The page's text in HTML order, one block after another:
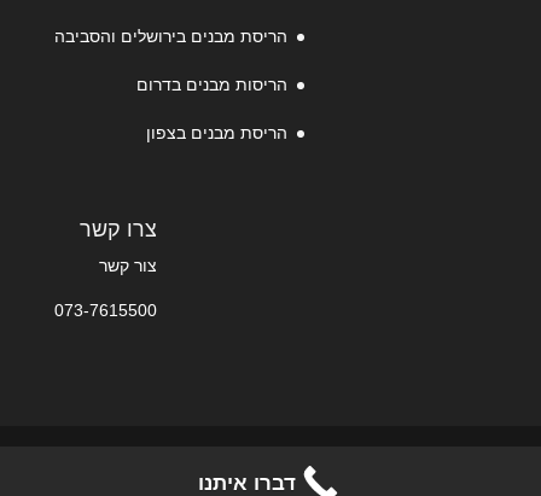
הריסת מבנים בירושלים והסביבה
הריסות מבנים בדרום
הריסת מבנים בצפון
צרו קשר
צור קשר
073-7615500
ופירוק בפריסה ארצית.
דברו איתנו